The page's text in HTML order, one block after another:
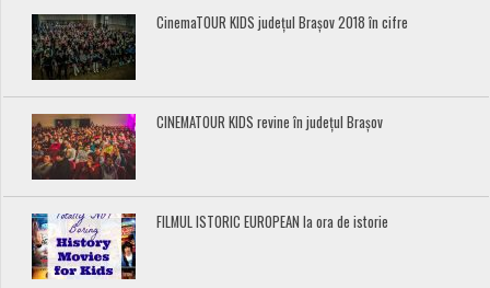
CinemaTOUR KIDS județul Brașov 2018 în cifre
CINEMATOUR KIDS revine în județul Brașov
FILMUL ISTORIC EUROPEAN la ora de istorie